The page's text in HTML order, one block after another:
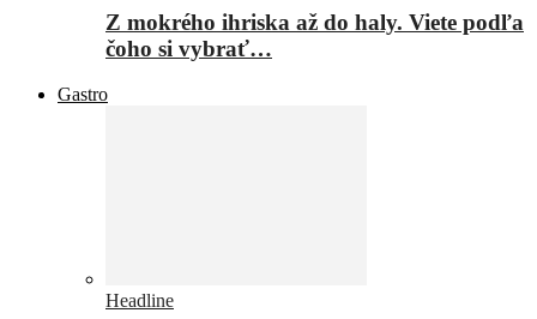
Z mokrého ihriska až do haly. Viete podľa
čoho si vybrať…
Gastro
Headline